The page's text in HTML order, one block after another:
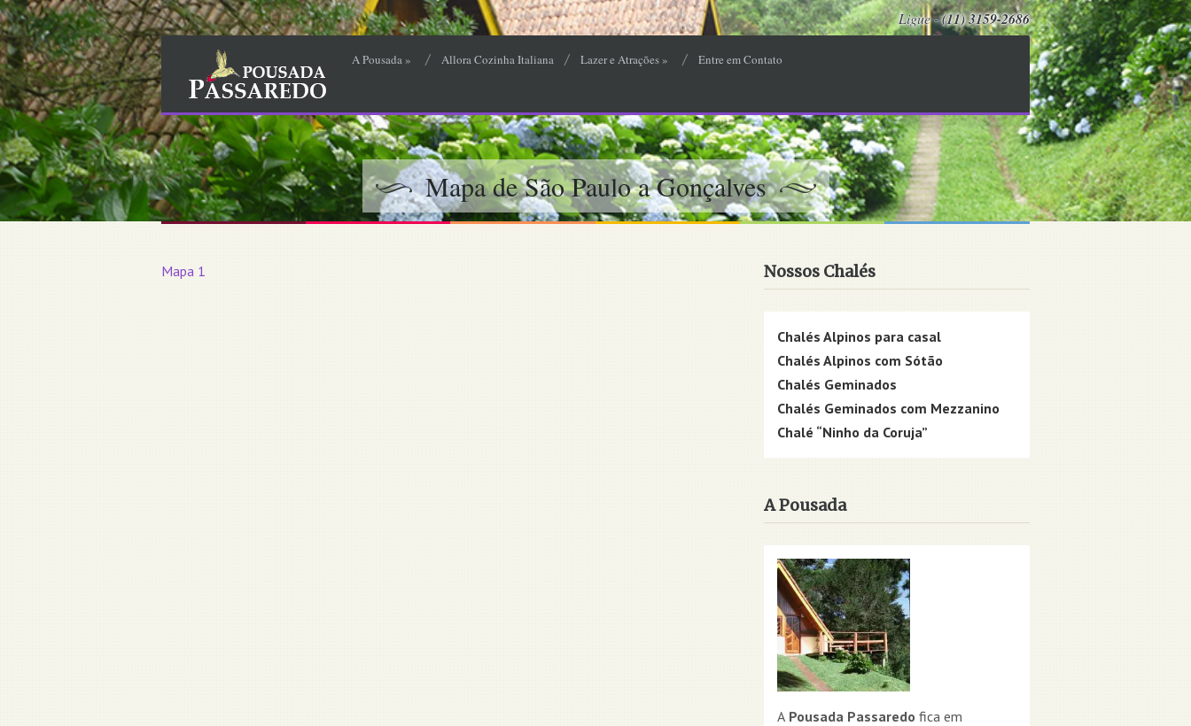
A Pousada » Allora Cozinha Italiana Lazer e Atrações » Entre em Contato
Ligue -(11) 3159-2686
Mapa de São Paulo a Gonçalves
Mapa 1 Nossos Chalés
Chalés Alpinos para casal
Chalés Alpinos com Sótão
Chalés Geminados
Chalés Geminados com Mezzanino
Chalé “Ninho da Coruja”
A Pousada
A Pousada Passaredo fica em